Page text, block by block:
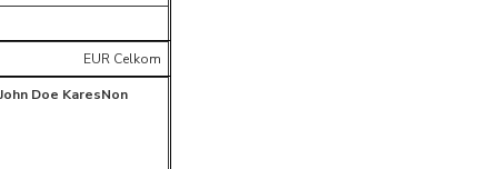
EUR Celkom
Doe KaresNon